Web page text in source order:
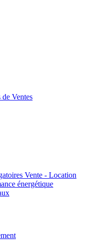
Ventes
Vente - Location
énergétique